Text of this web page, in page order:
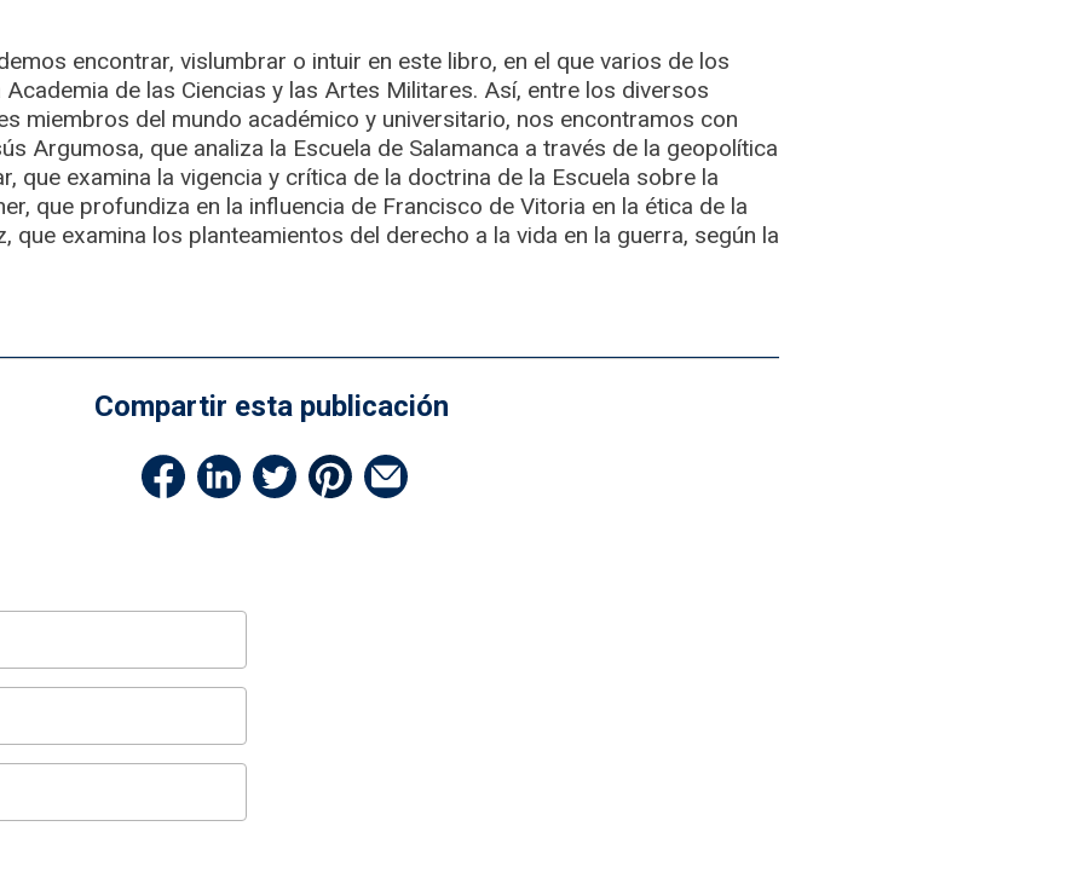
encontrar, vislumbrar o intuir en este libro, en el que varios de los
de las Ciencias y las Artes Militares. Así, entre los diversos
miembros del mundo académico y universitario, nos encontramos con
Argumosa, que analiza la Escuela de Salamanca a través de la geopolítica
que examina la vigencia y crítica de la doctrina de la Escuela sobre la
que profundiza en la influencia de Francisco de Vitoria en la ética de la
que examina los planteamientos del derecho a la vida en la guerra, según la
Compartir esta publicación